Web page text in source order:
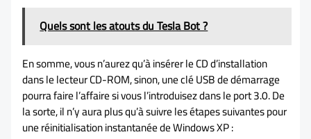
Quels sont les atouts du Tesla Bot ?
En somme, vous n’aurez qu’à insérer le CD d’installation
dans le lecteur CD-ROM, sinon, une clé USB de démarrage
pourra faire l’affaire si vous l’introduisez dans le port 3.0. De
la sorte, il n’y aura plus qu’à suivre les étapes suivantes pour
une réinitialisation instantanée de Windows XP :